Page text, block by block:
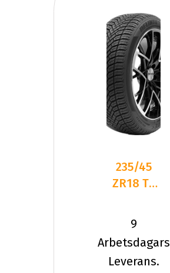
235/45
ZR18 TL
DELINTE
AW6 XL
9
Arbetsdagars
Leverans.